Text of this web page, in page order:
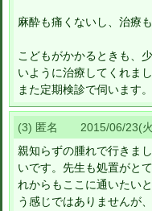
麻酔も痛くないし、治療
こどもがかかるときも、
いように治療してくれま
また定期検診で伺います。
(3) 匿名 2015/06/23(
親知らずの腫れで行きま
いです。先生も処置がと
れからもここに通いたい
う感じではありませんが